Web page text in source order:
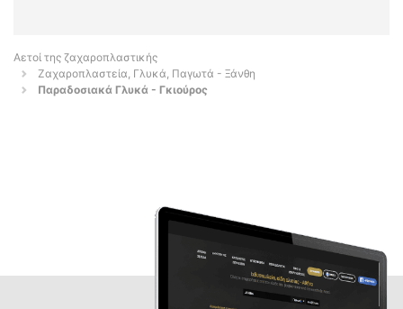
Αετοί της ζαχαροπλαστικής
Ζαχαροπλαστεία, Γλυκά, Παγωτά - Ξάνθη
Παραδοσιακά Γλυκά - Γκιούρος